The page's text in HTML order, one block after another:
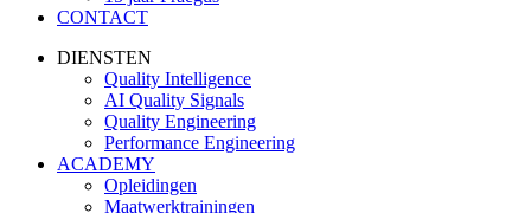
CONTACT
DIENSTEN
Quality Intelligence
AI Quality Signals
Quality Engineering
Performance Engineering
ACADEMY
Opleidingen
Maatwerktrainingen